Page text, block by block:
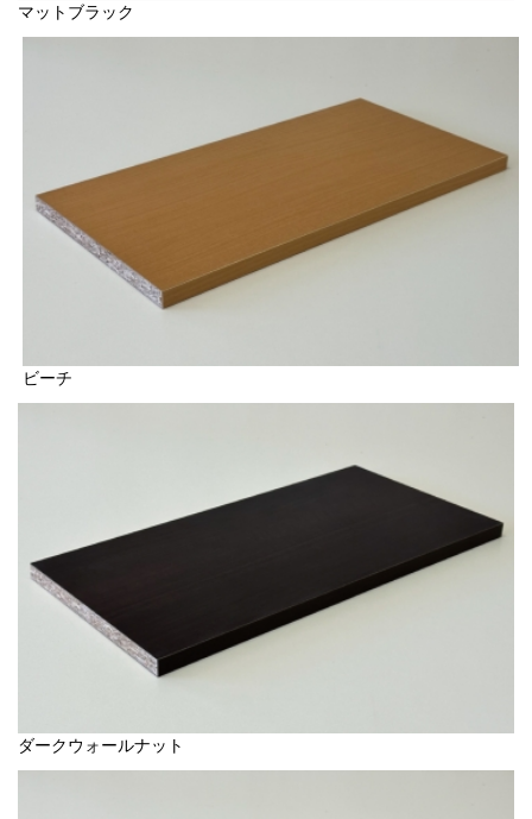
マットブラック
ビーチ
ダークウォールナット